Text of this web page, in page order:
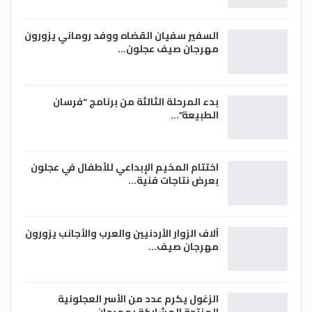
السفير سفيان القضاه ووفد روماني يزورون
مهرجان صيف عجلون…
بدء المرحلة الثالثة من برنامج “فرسان
الطبيعة”…
اختتام المخيم الإبداعي للأطفال في عجلون
بعرض نتاجات فنية…
آلاف الزوار الأردنيين والعرب والأجانب يزورون
مهرجان صيف…
الزغول يكرم عدد من الأسر العجلونية